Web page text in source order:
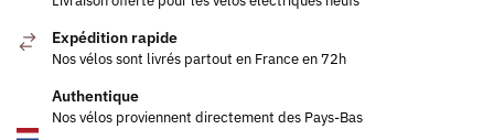
Expédition rapide
Nos vélos sont livrés partout en France en 72h
Authentique
Nos vélos proviennent directement des Pays-Bas